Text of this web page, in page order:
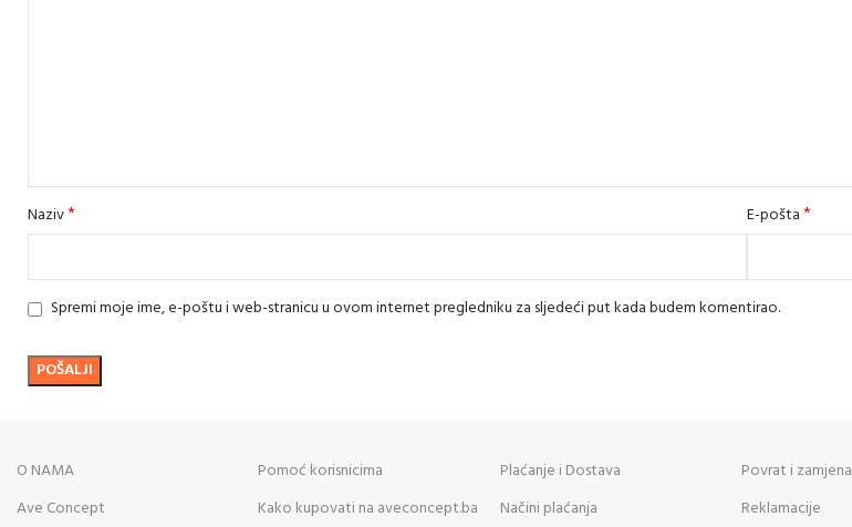
Naziv* E-pošta*
Spremi moje ime, e-poštu i web-stranicu u ovom internet pregledniku za sljedeći put kada budem komentirao.
O NAMA
Ave Concept
Pomoć korisnicima
Kako kupovati na aveconcept.ba
Plaćanje i Dostava
Načini plaćanja
Povrat i zamjena
Reklamacije